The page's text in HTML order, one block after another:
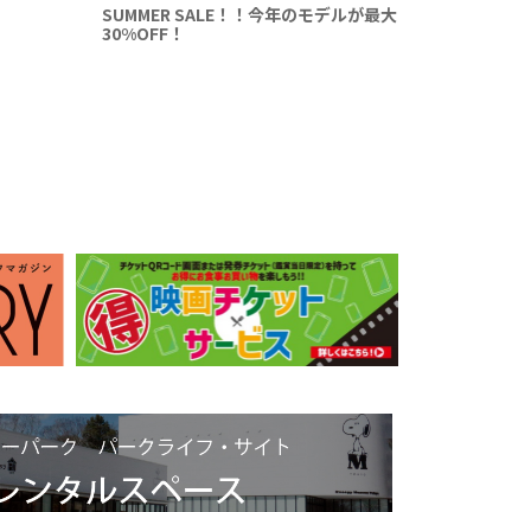
SUMMER SALE！！今年のモデルが最大
30%OFF！